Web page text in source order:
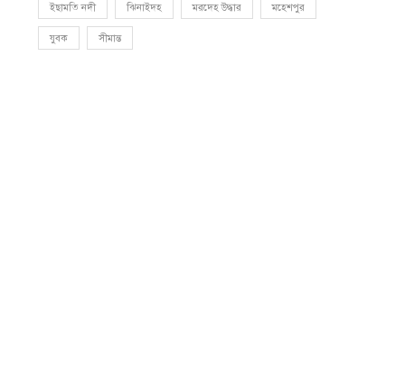
ইছামতি নদী ঝিনাইদহ মরদেহ উদ্ধার মহেশপুর
যুবক সীমান্ত